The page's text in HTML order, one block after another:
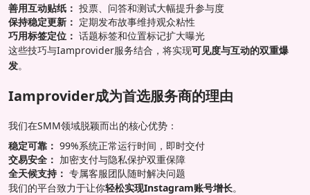
善用互动贴纸： 投票、问答和测试大幅提升参与度
保持稳定更新： 定期发布故事维持观众粘性
巧用标签定位： 话题标签和位置标记扩大曝光
这些技巧与Iamprovider服务结合，将实现可见度与互动的双重爆
发。
Iamprovider成为首选服务商的理由
我们在SMM领域脱颖而出的核心优势：
稳定可靠： 99%系统正常运行时间，即时交付
交易安全： 加密支付与隐私保护双重保障
全天候支持： 专属客服团队随时解决问题
我们的平台致力于让你轻松实现Instagram账号增长。